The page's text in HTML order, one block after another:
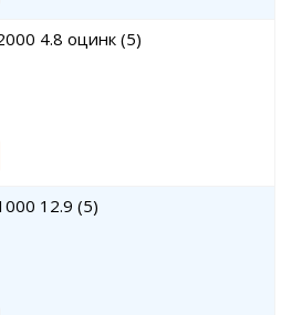
4.8 оцинк (5)
12.9 (5)